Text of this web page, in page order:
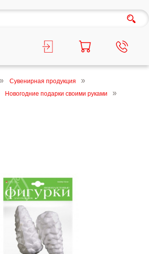
Сувенирная продукция
Новогодние подарки своими руками